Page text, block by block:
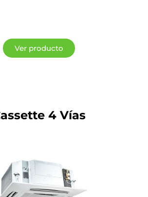
Ver producto
4 Vías